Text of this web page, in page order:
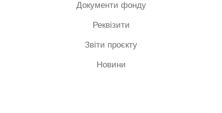
Документи фонду
Реквізити
Звіти проєкту
Новини